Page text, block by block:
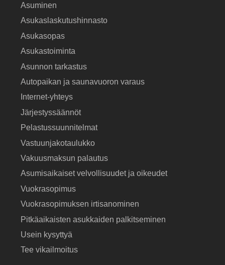
Asuminen
Asukaslaskutushinnasto
Asukasopas
Asukastoiminta
Asunnon tarkastus
Autopaikan ja saunavuoron varaus
Internet-yhteys
Järjestyssäännöt
Pelastussuunnitelmat
Vastuunjakotaulukko
Vakuusmaksun palautus
Asumisaikaiset velvollisuudet ja oikeudet
Vuokrasopimus
Vuokrasopimuksen irtisanominen
Pitkäaikaisten asukkaiden palkitseminen
Usein kysyttyä
Tee vikailmoitus